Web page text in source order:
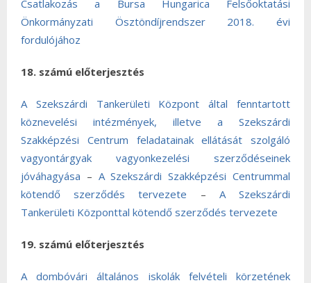
Csatlakozás a Bursa Hungarica Felsőoktatási
Önkormányzati Ösztöndíjrendszer 2018. évi
fordulójához
18. számú előterjesztés
A Szekszárdi Tankerületi Központ által fenntartott
köznevelési intézmények, illetve a Szekszárdi
Szakképzési Centrum feladatainak ellátását szolgáló
vagyontárgyak vagyonkezelési szerződéseinek
jóváhagyása – A Szekszárdi Szakképzési Centrummal
kötendő szerződés tervezete – A Szekszárdi
Tankerületi Központtal kötendő szerződés tervezete
19. számú előterjesztés
A dombóvári általános iskolák felvételi körzetének